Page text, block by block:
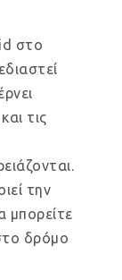
στο
τις
την
μπορείτε
δρόμο